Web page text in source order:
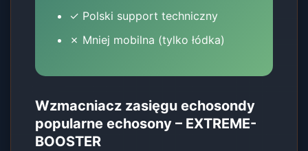
✓ Polski support techniczny
✗ Mniej mobilna (tylko łódka)
Wzmacniacz zasięgu echosondy
popularne echosony – EXTREME-
BOOSTER